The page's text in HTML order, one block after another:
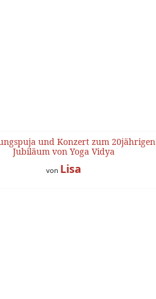
und Konzert zum 20jährigen
Jubiläum von Yoga Vidya
von Lisa